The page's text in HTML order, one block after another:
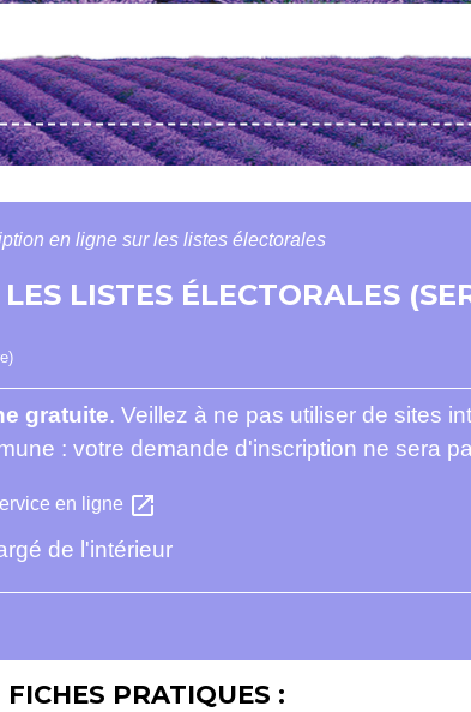
en ligne sur les listes électorales
LISTES ÉLECTORALES
gratuite. Veillez à ne pas utiliser de sites
: votre demande d'inscription ne sera
en ligne open_in_new
de l'intérieur
PRATIQUES :